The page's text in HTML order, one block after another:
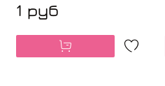
1 руб